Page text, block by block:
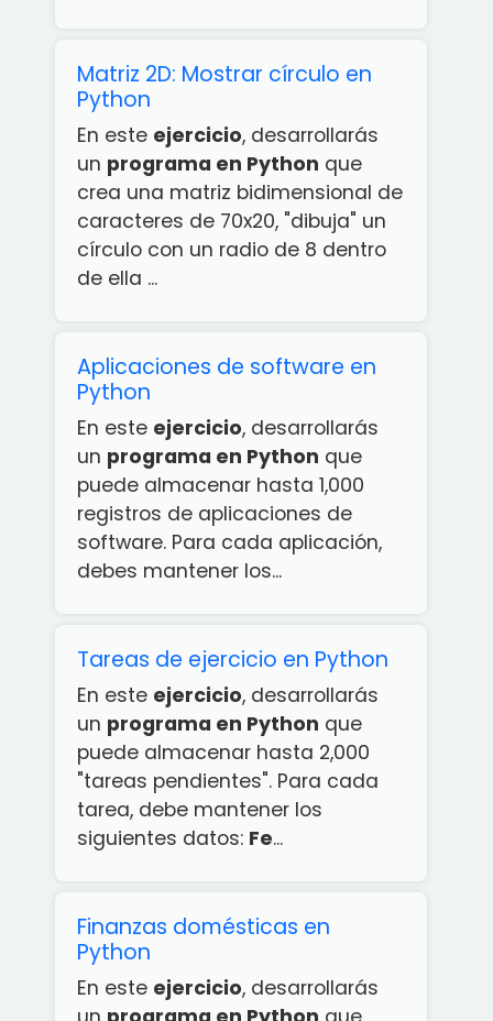
Matriz 2D: Mostrar círculo en
Python
En este ejercicio, desarrollarás
un programa en Python que
crea una matriz bidimensional de
caracteres de 70x20, "dibuja" un
círculo con un radio de 8 dentro
de ella ...
Aplicaciones de software en
Python
En este ejercicio, desarrollarás
un programa en Python que
puede almacenar hasta 1,000
registros de aplicaciones de
software. Para cada aplicación,
debes mantener los...
Tareas de ejercicio en Python
En este ejercicio, desarrollarás
un programa en Python que
puede almacenar hasta 2,000
"tareas pendientes". Para cada
tarea, debe mantener los
siguientes datos: Fe...
Finanzas domésticas en
Python
En este ejercicio, desarrollarás